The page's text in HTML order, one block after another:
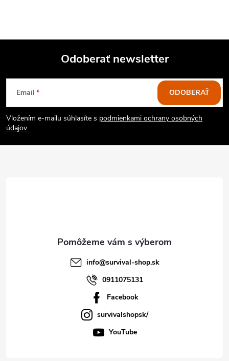
Z
á
p
Odoberať newsletter
Email
Vložením e-mailu súhlasíte s podmienkami ochrany osobných
údajov
ODOBERAŤ
info@survival-shop.sk
0911075131
Facebook
survivalshopsk/
YouTube